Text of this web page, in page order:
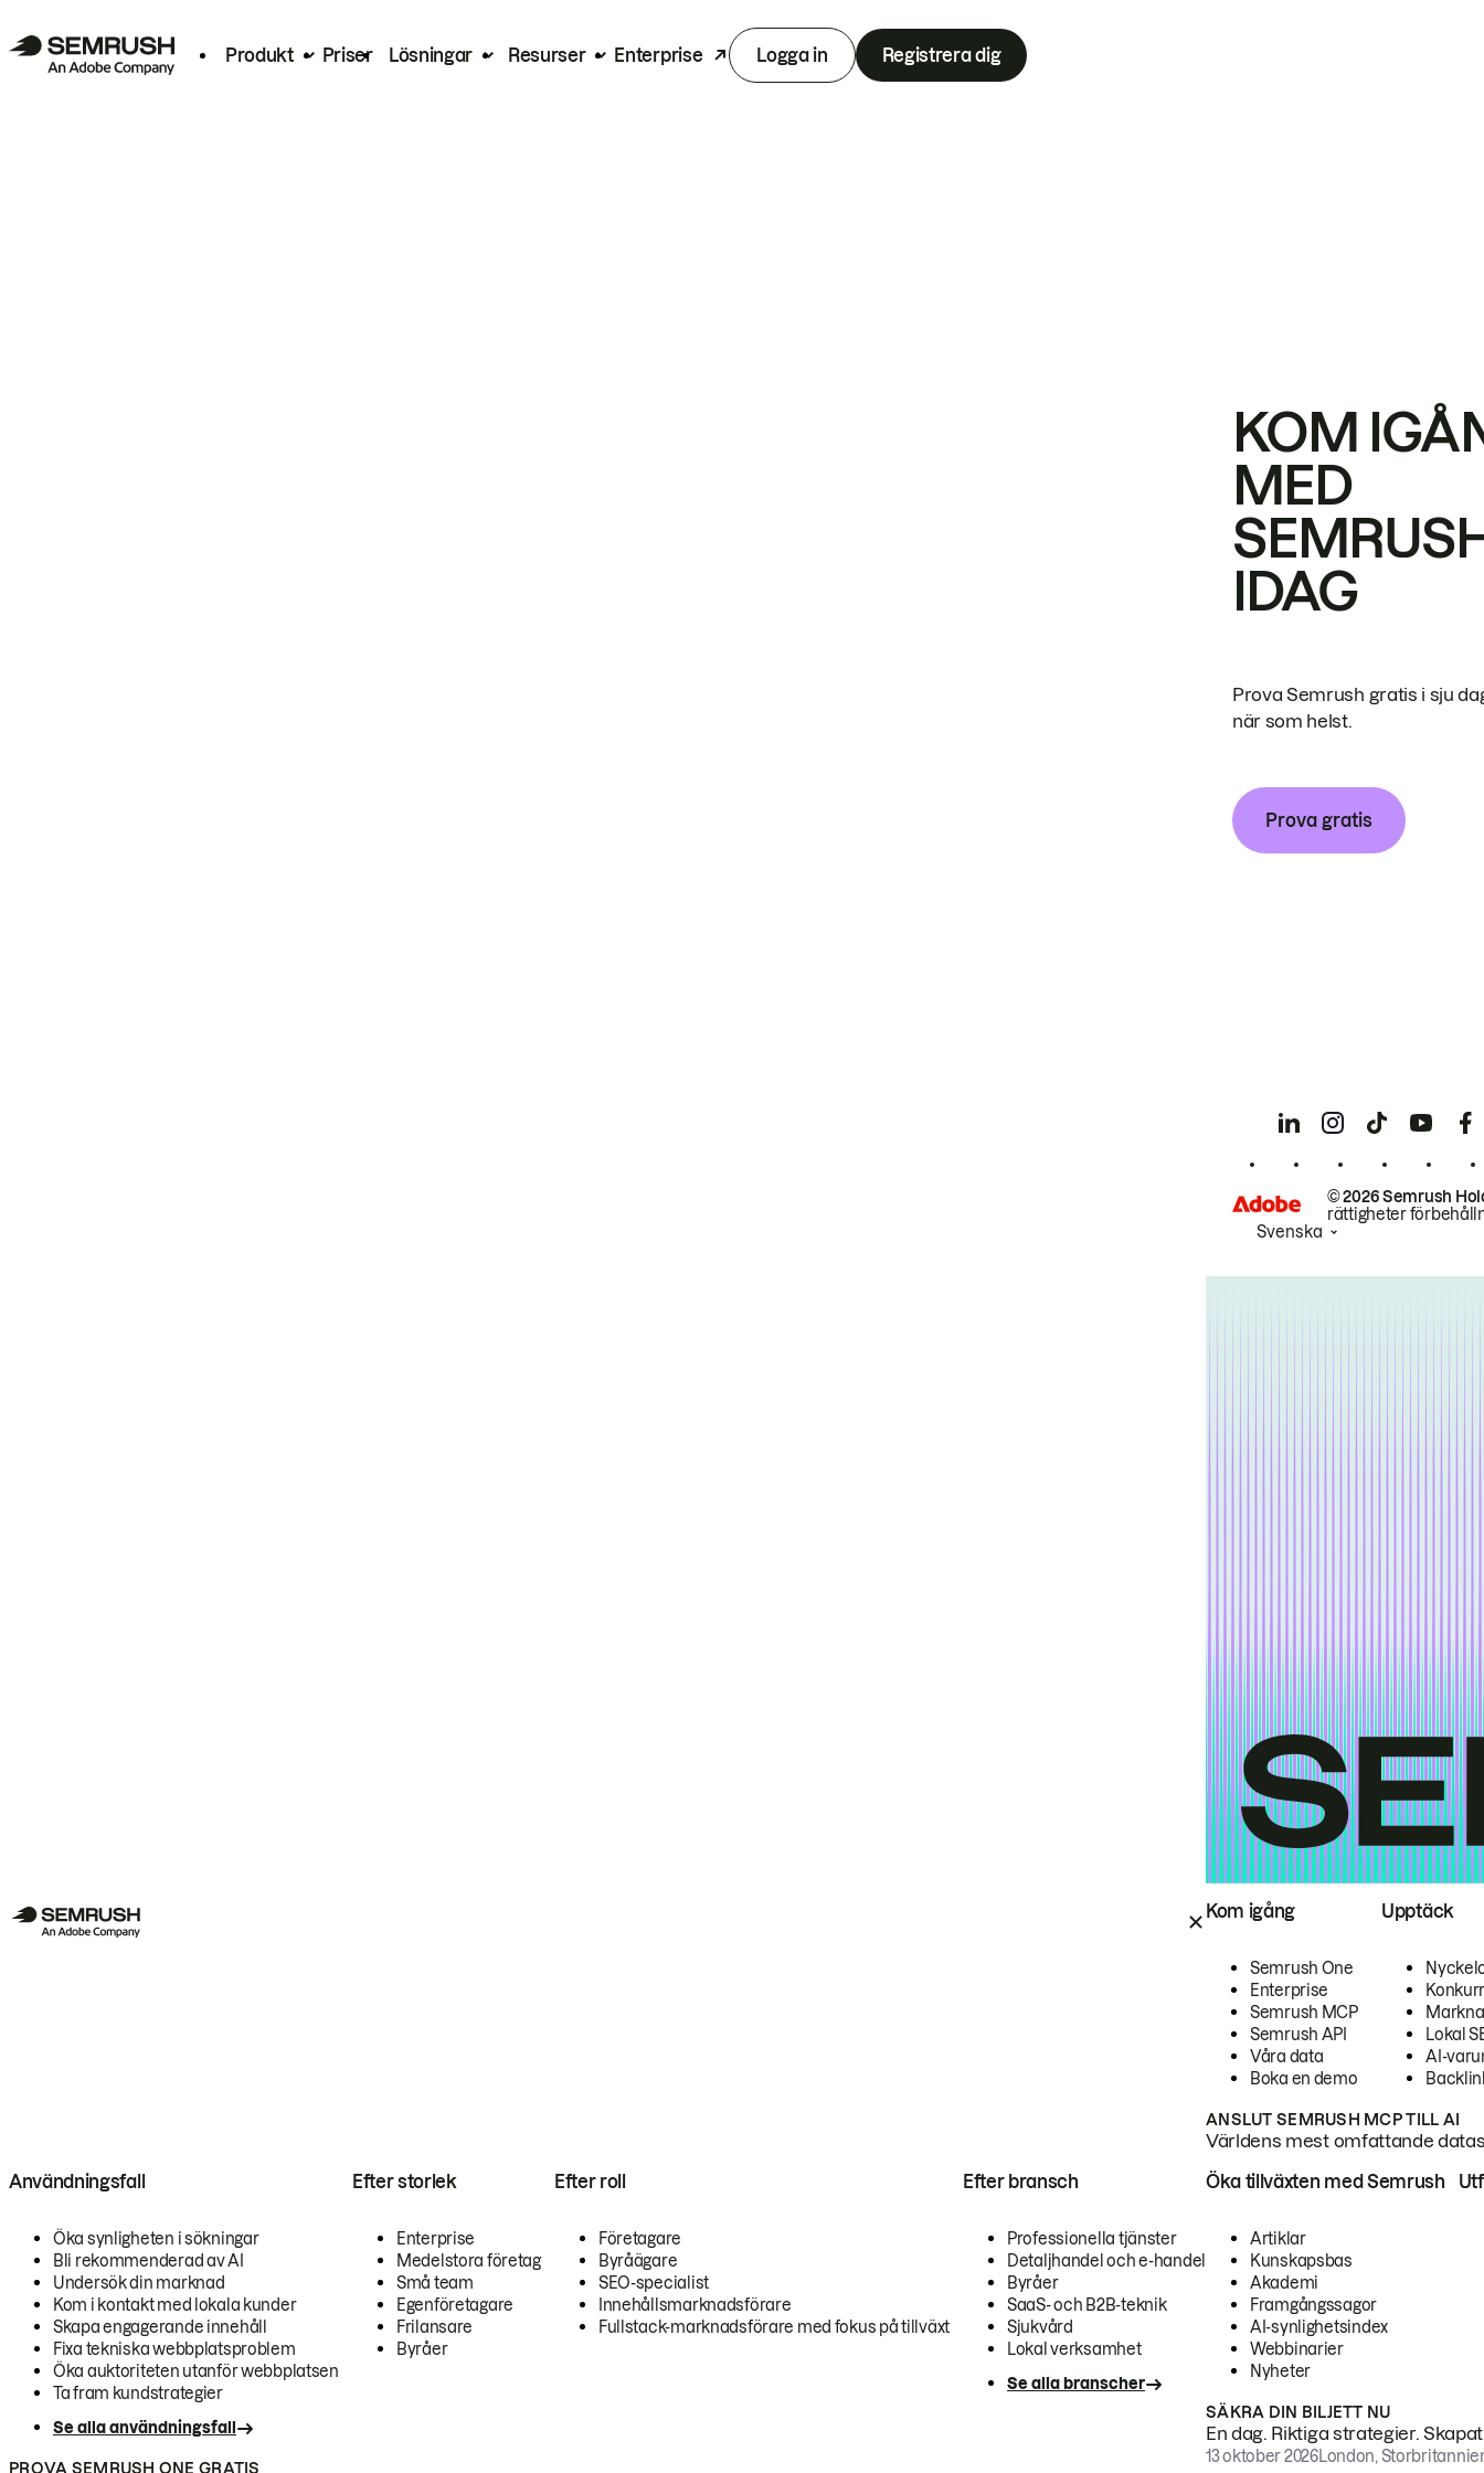
Produkt Priser Lösningar Resurser Enterprise Logga in Registrera dig
Kom igång
Semrush One
Enterprise
Semrush MCP
Semrush API
Våra data
Boka en demo
Upptäck
Lokal
AI-
ANSLUT SEMRUSH MCP TILL AI
Världens mest omfattande
Användningsfall
Öka synligheten i sökningar
Bli rekommenderad av AI
Undersök din marknad
Kom i kontakt med lokala kunder
Skapa engagerande innehåll
Fixa tekniska webbplatsproblem
Öka auktoriteten utanför webbplatsen
Ta fram kundstrategier
Se alla användningsfall
Efter storlek
Enterprise
Medelstora företag
Små team
Egenföretagare
Frilansare
Byråer
Efter roll
Företagare
Byråägare
SEO-specialist
Innehållsmarknadsförare
Fullstack-marknadsförare med fokus på tillväxt
Efter bransch
Professionella tjänster
Detaljhandel och e-handel
Byråer
SaaS- och B2B-teknik
Sjukvård
Lokal verksamhet
Se alla branscher
PROVA SEMRUSH ONE GRATIS
Öka tillväxten med Semrush
Artiklar
Kunskapsbas
Akademi
Framgångssagor
AI-synlighetsindex
Webbinarier
Nyheter
SÄKRA DIN BILJETT NU
En dag. Riktiga strategier.
13 oktober 2026London,
KOM
MED
IDAG
Prova Semrush gratis i sju
när som helst.
Prova gratis
© 2026 Semrush
rättigheter
Svenska